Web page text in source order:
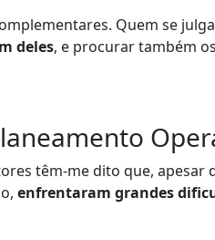
Quem se
deles, e procurar também
têm-me dito que, apesar
enfrentaram grandes